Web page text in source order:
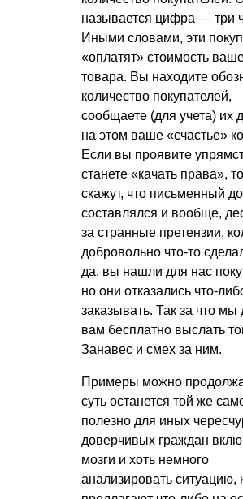
называется цифра — три
Иными словами, эти
«оплатят» стоимость
товара. Вы находите
количество покупателей,
сообщаете (для учета) их
на этом ваше «счастье»
Если вы проявите
станете «качать права»,
скажут, что письменный
составлялся и вообще,
за странные претензии,
добровольно что-то
да, вы нашли для нас
но они отказались что-
заказывать. Так за что
вам бесплатно выслать
Занавес и смех за ним.
Примеры можно
суть останется той же
полезно для иных
доверчивых граждан
мозги и хоть немного
анализировать ситуацию,